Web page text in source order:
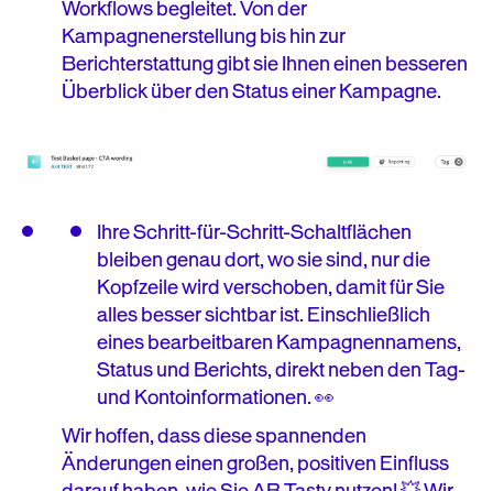
Workflows begleitet. Von der
Kampagnenerstellung bis hin zur
Berichterstattung gibt sie Ihnen einen besseren
Überblick über den Status einer Kampagne.
Ihre Schritt-für-Schritt-Schaltflächen
bleiben genau dort, wo sie sind, nur die
Kopfzeile wird verschoben, damit für Sie
alles besser sichtbar ist. Einschließlich
eines bearbeitbaren Kampagnennamens,
Status und Berichts, direkt neben den Tag-
und Kontoinformationen. 👀
Wir hoffen, dass diese spannenden
Änderungen einen großen, positiven Einfluss